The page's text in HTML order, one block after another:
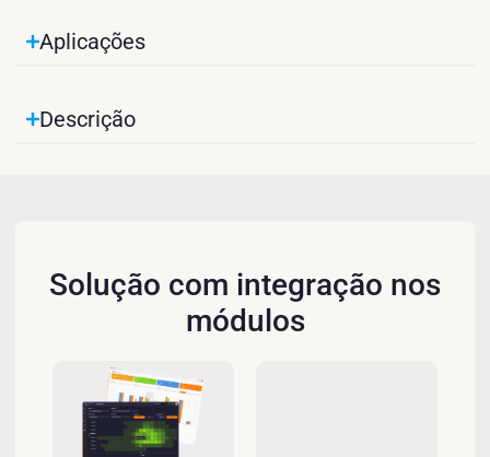
Aplicações
Descrição
Solução com integração nos
módulos